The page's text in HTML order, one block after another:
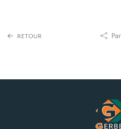
RETOUR